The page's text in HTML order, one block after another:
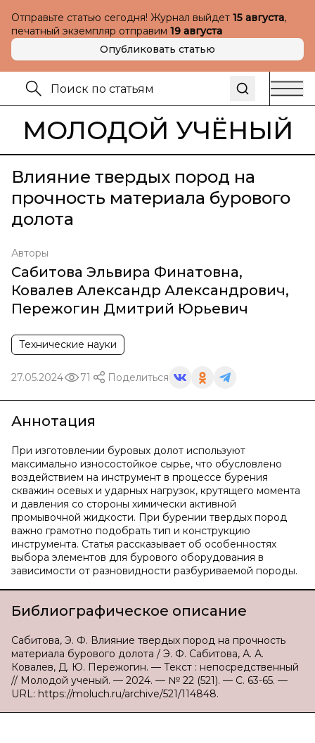
Отправьте статью сегодня! Журнал выйдет 15 августа,
печатный экземпляр отправим 19 августа
Опубликовать статью
МОЛОДОЙ УЧЁНЫЙ
Влияние твердых пород на
прочность материала бурового
долота
Авторы
Сабитова Эльвира Финатовна,
Ковалев Александр Александрович,
Пережогин Дмитрий Юрьевич
Технические науки
27.05.2024 71 Поделиться
Аннотация
При изготовлении буровых долот используют
максимально износостойкое сырье, что обусловлено
воздействием на инструмент в процессе бурения
скважин осевых и ударных нагрузок, крутящего момента
и давления со стороны химически активной
промывочной жидкости. При бурении твердых пород
важно грамотно подобрать тип и конструкцию
инструмента. Статья рассказывает об особенностях
выбора элементов для бурового оборудования в
зависимости от разновидности разбуриваемой породы.
Библиографическое описание
Сабитова, Э. Ф. Влияние твердых пород на прочность
материала бурового долота / Э. Ф. Сабитова, А. А.
Ковалев, Д. Ю. Пережогин. — Текст : непосредственный
// Молодой ученый. — 2024. — № 22 (521). — С. 63-65. —
URL: https://moluch.ru/archive/521/114848.